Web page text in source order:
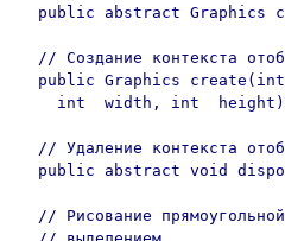
public abstract Graphics
// Создание контекста
public Graphics
int  width, int
// Удаление контекста
public abstract void
// Рисование